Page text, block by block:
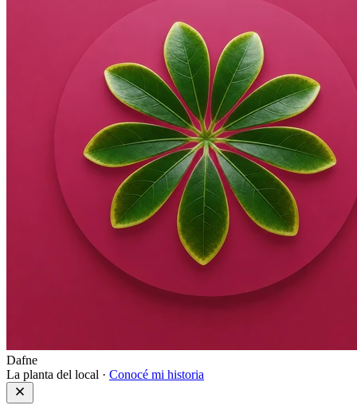
Dafne
La planta del local · Conocé mi historia